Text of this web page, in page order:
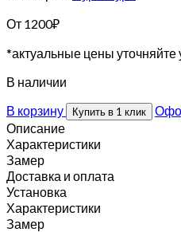
От 1200₽
*актуальные цены
В наличии
В корзину
Купить в 1 клик
Описание
Характеристики
Замер
Доставка и оплата
Установка
Характеристики
Замер